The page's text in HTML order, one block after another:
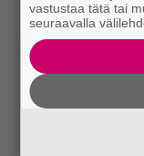
vastustaa tätä tai
seuraavalla